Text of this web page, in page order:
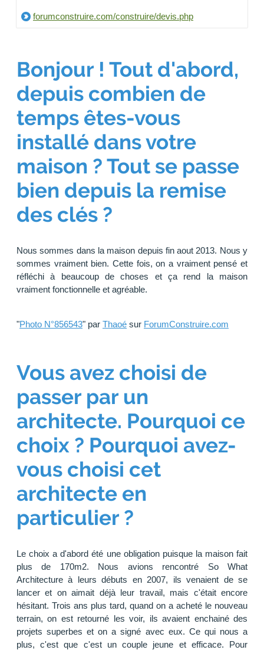
forumconstruire.com/construire/devis.php
Bonjour ! Tout d'abord,
depuis combien de
temps êtes-vous
installé dans votre
maison ? Tout se passe
bien depuis la remise
des clés ?
Nous sommes dans la maison depuis fin aout 2013. Nous y
sommes vraiment bien. Cette fois, on a vraiment pensé et
réfléchi à beaucoup de choses et ça rend la maison
vraiment fonctionnelle et agréable.
"Photo N°856543" par Thaoé sur ForumConstruire.com
Vous avez choisi de
passer par un
architecte. Pourquoi ce
choix ? Pourquoi avez-
vous choisi cet
architecte en
particulier ?
Le choix a d'abord été une obligation puisque la maison fait
plus de 170m2. Nous avions rencontré So What
Architecture à leurs débuts en 2007, ils venaient de se
lancer et on aimait déjà leur travail, mais c'était encore
hésitant. Trois ans plus tard, quand on a acheté le nouveau
terrain, on est retourné les voir, ils avaient enchainé des
projets superbes et on a signé avec eux. Ce qui nous a
plus, c'est que c'est un couple jeune et efficace. Pour